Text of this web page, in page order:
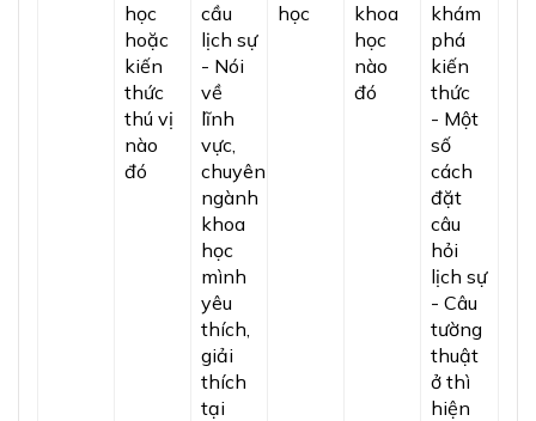
học
hoặc
kiến
thức
thú vị
nào
đó
cầu
lịch sự
- Nói
về
lĩnh
vực,
chuyên
ngành
khoa
học
mình
yêu
thích,
giải
thích
tại
học
khoa
học
nào
đó
khám
phá
kiến
thức
- Một
số
cách
đặt
câu
hỏi
lịch sự
- Câu
tường
thuật
ở thì
hiện